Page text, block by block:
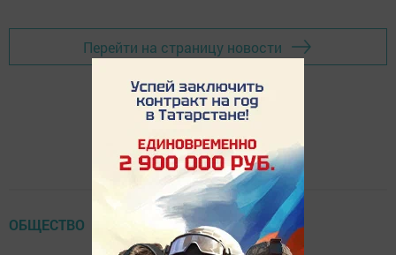
Перейти на страницу новости
ОБЩЕСТВО